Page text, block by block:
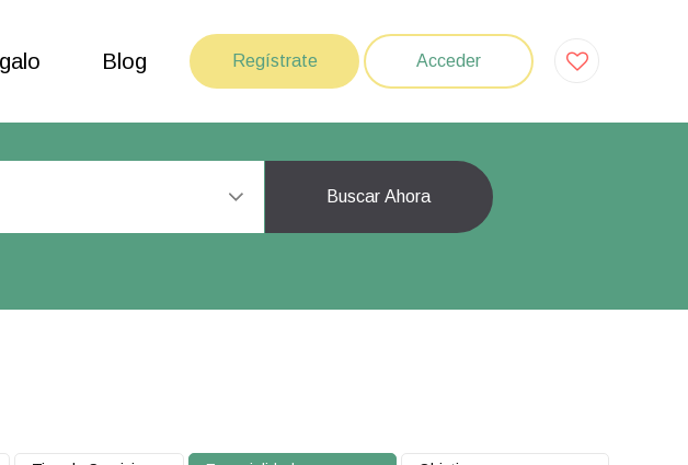
Blog Regístrate Acceder
Buscar Ahora